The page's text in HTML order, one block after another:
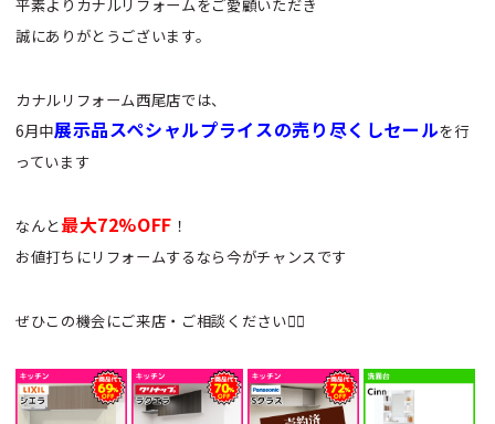
平素よりカナルリフォームをご愛顧いただき
誠にありがとうございます。
カナルリフォーム西尾店では、
6月中展示品スペシャルプライスの売り尽くしセールを行
っています
なんと最大72%OFF ！
お値打ちにリフォームするなら今がチャンスです
ぜひこの機会にご来店・ご相談ください💁‍♂️